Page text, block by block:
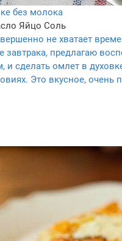
без молока
Яйцо Соль
не хватает
завтрака, предлагаю
и сделать омлет в
Это вкусное, очень